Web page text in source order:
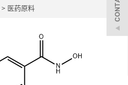
> 医药原料